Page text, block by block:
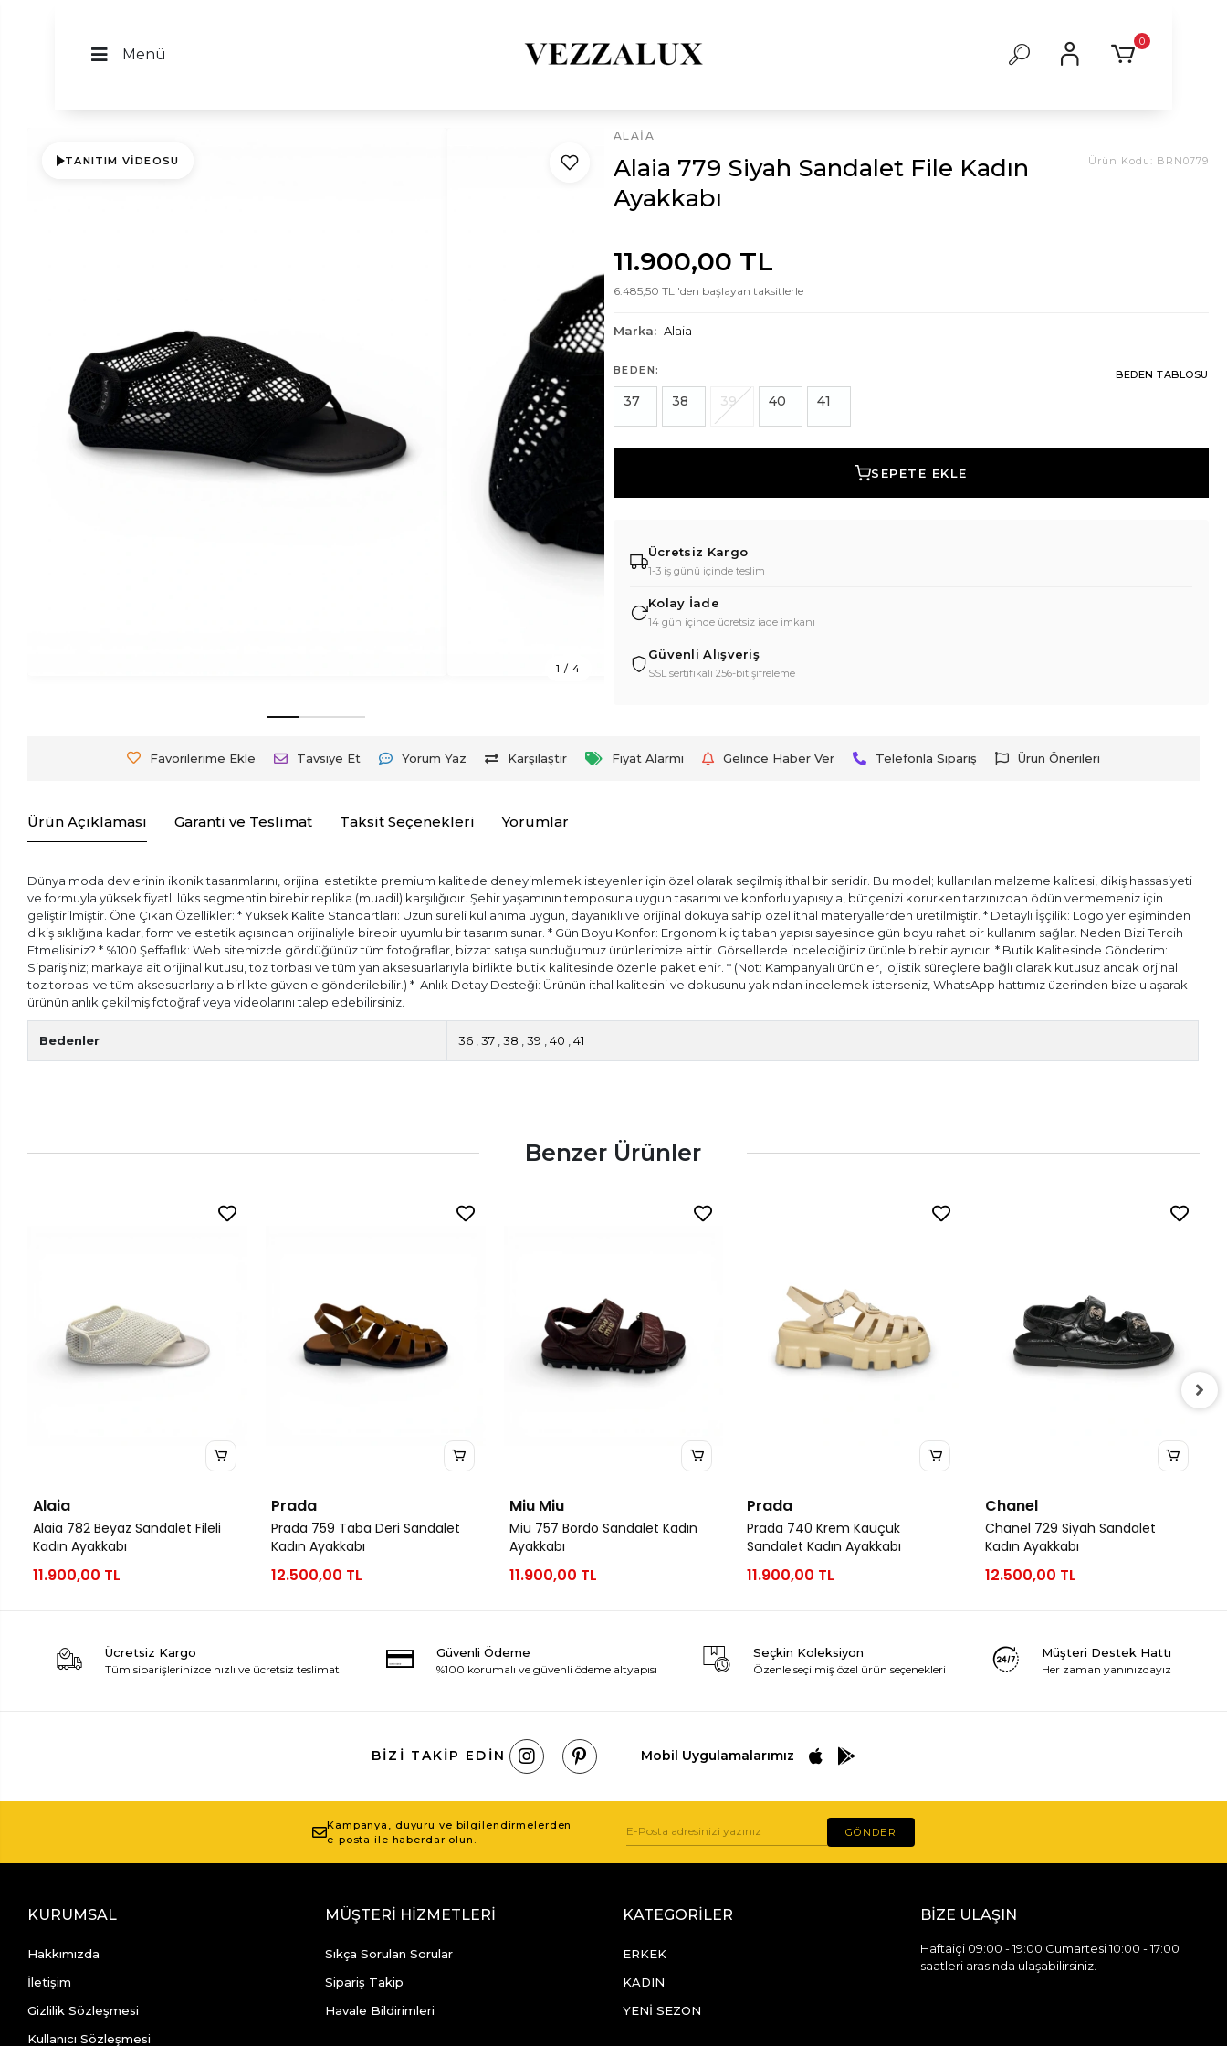
Menü
0
TANITIM VIDEOSU
1 / 4
ALAIA
Alaia 779 Siyah Sandalet File Kadın
Ayakkabı
Ürün Kodu: BRN0779
11.900,00 TL
6.485,50 TL 'den başlayan taksitlerle
Marka: Alaia
BEDEN: BEDEN TABLOSU
37 38 39 40 41
SEPETE EKLE
Ücretsiz Kargo
1-3 iş günü içinde teslim
Kolay İade
14 gün içinde ücretsiz iade imkanı
Güvenli Alışveriş
SSL sertifikalı 256-bit şifreleme
Favorilerime Ekle Tavsiye Et Yorum Yaz Karşılaştır Fiyat Alarmı Gelince Haber Ver Telefonla Sipariş Ürün Önerileri
Ürün Açıklaması Garanti ve Teslimat Taksit Seçenekleri Yorumlar
Dünya moda devlerinin ikonik tasarımlarını, orijinal estetikte premium kalitede deneyimlemek isteyenler için özel olarak seçilmiş ithal bir seridir. Bu model; kullanılan malzeme kalitesi, dikiş hassasiyeti
ve formuyla yüksek fiyatlı lüks segmentin birebir replika (muadil) karşılığıdır. Şehir yaşamının temposuna uygun tasarımı ve konforlu yapısıyla, bütçenizi korurken tarzınızdan ödün vermemeniz için
geliştirilmiştir. Öne Çıkan Özellikler: * Yüksek Kalite Standartları: Uzun süreli kullanıma uygun, dayanıklı ve orijinal dokuya sahip özel ithal materyallerden üretilmiştir. * Detaylı İşçilik: Logo yerleşiminden
dikiş sıklığına kadar, form ve estetik açısından orijinaliyle birebir uyumlu bir tasarım sunar. * Gün Boyu Konfor: Ergonomik iç taban yapısı sayesinde gün boyu rahat bir kullanım sağlar. Neden Bizi Tercih
Etmelisiniz? * %100 Şeffaflık: Web sitemizde gördüğünüz tüm fotoğraflar, bizzat satışa sunduğumuz ürünlerimize aittir. Görsellerde incelediğiniz ürünle birebir aynıdır. * Butik Kalitesinde Gönderim:
Siparişiniz; markaya ait orijinal kutusu, toz torbası ve tüm yan aksesuarlarıyla birlikte butik kalitesinde özenle paketlenir. * (Not: Kampanyalı ürünler, lojistik süreçlere bağlı olarak kutusuz ancak orjinal
toz torbası ve tüm aksesuarlarıyla birlikte güvenle gönderilebilir.) * ⁠ Anlık Detay Desteği: Ürünün ithal kalitesini ve dokusunu yakından incelemek isterseniz, WhatsApp hattımız üzerinden bize ulaşarak
ürünün anlık çekilmiş fotoğraf veya videolarını talep edebilirsiniz.
Bedenler 36 ,37 ,38 ,39 ,40 ,41
Benzer Ürünler
Alaia
Alaia 782 Beyaz Sandalet Fileli
Kadın Ayakkabı
11.900,00 TL
Prada
Prada 759 Taba Deri Sandalet
Kadın Ayakkabı
12.500,00 TL
Miu Miu
Miu 757 Bordo Sandalet Kadın
Ayakkabı
11.900,00 TL
Prada
Prada 740 Krem Kauçuk
Sandalet Kadın Ayakkabı
11.900,00 TL
Chanel
Chanel 729 Siyah Sandalet
Kadın Ayakkabı
12.500,00 TL
Ücretsiz Kargo
Tüm siparişlerinizde hızlı ve ücretsiz teslimat
Güvenli Ödeme
%100 korumalı ve güvenli ödeme altyapısı
Seçkin Koleksiyon
Özenle seçilmiş özel ürün seçenekleri
Müşteri Destek Hattı
Her zaman yanınızdayız
BIZI TAKIP EDIN Mobil Uygulamalarımız
Kampanya, duyuru ve bilgilendirmelerden
e-posta ile haberdar olun.
GÖNDER
KURUMSAL
Hakkımızda
İletişim
Gizlilik Sözleşmesi
Kullanıcı Sözleşmesi
MÜŞTERİ HİZMETLERİ
Sıkça Sorulan Sorular
Sipariş Takip
Havale Bildirimleri
KATEGORİLER
ERKEK
KADIN
YENİ SEZON
BİZE ULAŞIN
Haftaiçi 09:00 - 19:00 Cumartesi 10:00 - 17:00
saatleri arasında ulaşabilirsiniz.